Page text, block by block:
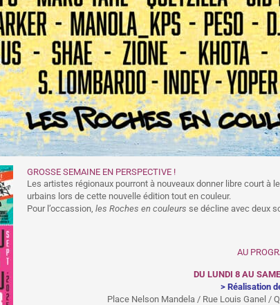
GROSSE SEMAINE EN PERSPECTIVE !
Les artistes régionaux pourront à nouveaux donner libre court à
urbains lors de cette nouvelle édition tout en couleur.
Pour l’occassion, les Roches en couleurs se décline avec deux
AU
DU LUNDI 8 AU
> Réalisation
Place Nelson Mandela / Rue Louis Ganel /